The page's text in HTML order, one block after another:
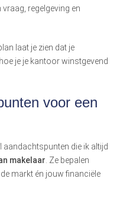
regelgeving en
laat je zien dat je
je je kantoor winstgevend
voor een
aandachtspunten die ik altijd
makelaar . Ze bepalen
markt én jouw financiële